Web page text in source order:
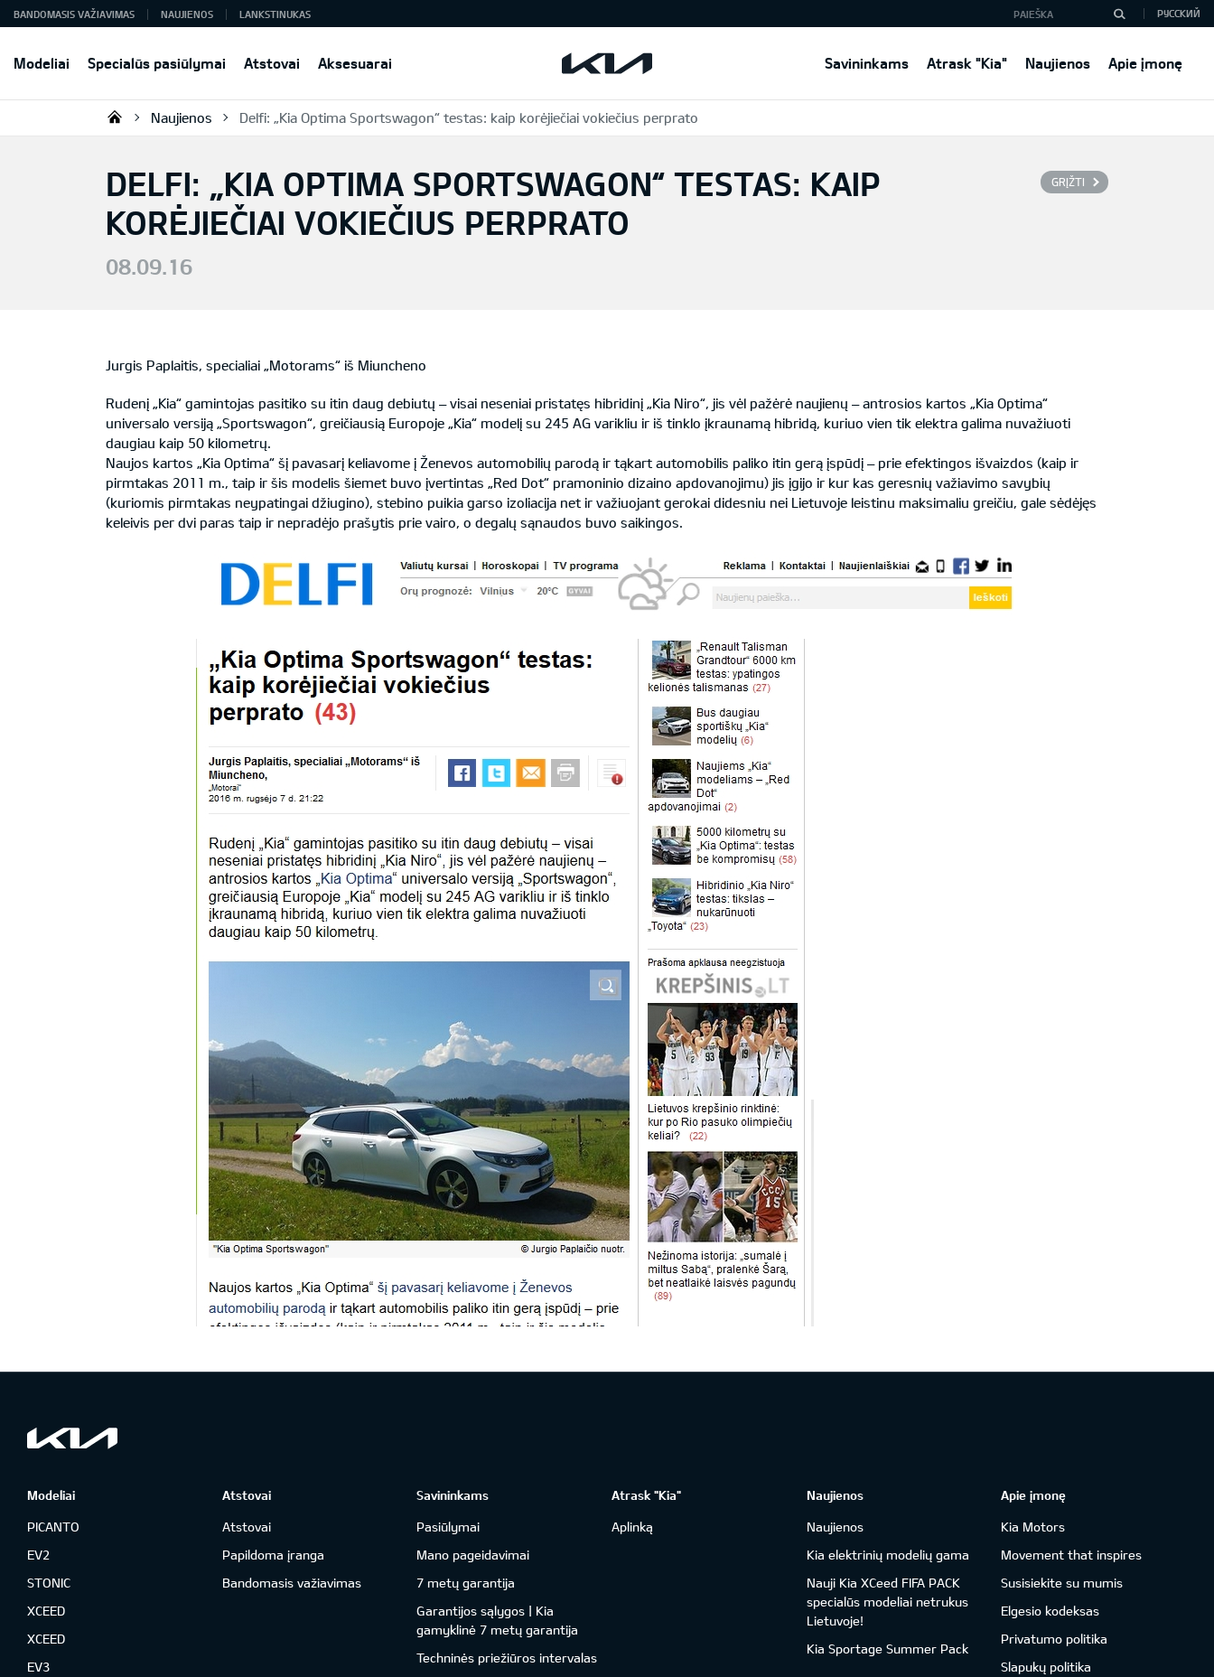
Modeliai Specialūs pasiūlymai Atstovai Aksesuarai Savininkams Atrask "Kia" Naujienos Apie įmonę
BANDOMASIS VAŽIAVIMAS NAUJIENOS LANKSTINUKAS РУССКИЙ
KIA AUTO AS
Naujienos Delfi: „Kia Optima Sportswagon“ testas: kaip korėjiečiai vokiečius perprato
GRĮŽTI
DELFI: „KIA OPTIMA SPORTSWAGON“ TESTAS: KAIP
KORĖJIEČIAI VOKIEČIUS PERPRATO
08.09.16
Jurgis Paplaitis, specialiai „Motorams“ iš Miuncheno
Rudenį „Kia“ gamintojas pasitiko su itin daug debiutų – visai neseniai pristatęs hibridinį „Kia Niro“, jis vėl pažėrė naujienų – antrosios kartos „Kia Optima“
universalo versiją „Sportswagon“, greičiausią Europoje „Kia“ modelį su 245 AG varikliu ir iš tinklo įkraunamą hibridą, kuriuo vien tik elektra galima nuvažiuoti
daugiau kaip 50 kilometrų.
Naujos kartos „Kia Optima“ šį pavasarį keliavome į Ženevos automobilių parodą ir tąkart automobilis paliko itin gerą įspūdį – prie efektingos išvaizdos (kaip ir
pirmtakas 2011 m., taip ir šis modelis šiemet buvo įvertintas „Red Dot“ pramoninio dizaino apdovanojimu) jis įgijo ir kur kas geresnių važiavimo savybių
(kuriomis pirmtakas neypatingai džiugino), stebino puikia garso izoliacija net ir važiuojant gerokai didesniu nei Lietuvoje leistinu maksimaliu greičiu, gale sėdėjęs
keleivis per dvi paras taip ir nepradėjo prašytis prie vairo, o degalų sąnaudos buvo saikingos.
Modeliai
PICANTO
EV2
STONIC
XCEED
XCEED
EV3
Atstovai
Atstovai
Papildoma įranga
Bandomasis važiavimas
Savininkams
Pasiūlymai
Mano pageidavimai
7 metų garantija
Garantijos sąlygos | Kia
gamyklinė 7 metų garantija
Techninės priežiūros intervalas
Atrask "Kia"
Aplinką
Naujienos
Naujienos
Kia elektrinių modelių gama
Nauji Kia XCeed FIFA PACK
specialūs modeliai netrukus
Lietuvoje!
Kia Sportage Summer Pack
Apie įmonę
Kia Motors
Movement that inspires
Susisiekite su mumis
Elgesio kodeksas
Privatumo politika
Slapukų politika